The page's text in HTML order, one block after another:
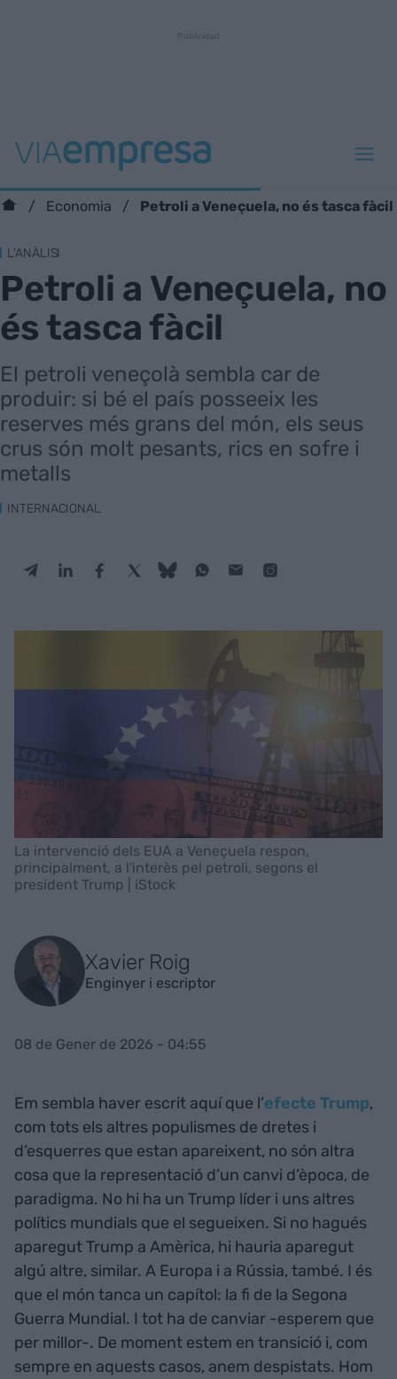
Economia Petroli a Veneçuela, no és tasca fàcil
L'ANÀLISI
Petroli a Veneçuela, no
és tasca fàcil
El petroli veneçolà sembla car de
produir: si bé el país posseeix les
reserves més grans del món, els seus
crus són molt pesants, rics en sofre i
metalls
INTERNACIONAL
La intervenció dels EUA a Veneçuela respon,
principalment, a l'interès pel petroli, segons el
president Trump | iStock
Xavier Roig
Enginyer i escriptor
08 de Gener de 2026 - 04:55
Em sembla haver escrit aquí que l’efecte Trump,
com tots els altres populismes de dretes i
d’esquerres que estan apareixent, no són altra
cosa que la representació d’un canvi d’època, de
paradigma. No hi ha un Trump líder i uns altres
polítics mundials que el segueixen. Si no hagués
aparegut Trump a Amèrica, hi hauria aparegut
algú altre, similar. A Europa i a Rússia, també. I és
que el món tanca un capítol: la fi de la Segona
Guerra Mundial. I tot ha de canviar -esperem que
per millor-. De moment estem en transició i, com
sempre en aquests casos, anem despistats. Hom